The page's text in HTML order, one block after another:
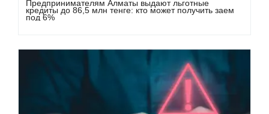
Предпринимателям Алматы выдают льготные
кредиты до 86,5 млн тенге: кто может получить заем
под 6%